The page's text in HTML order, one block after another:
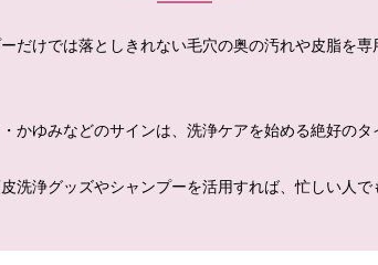
だけでは落としきれない毛穴の奥の汚れや皮脂を
かゆみなどのサインは、洗浄ケアを始める絶好のタ
洗浄グッズやシャンプーを活用すれば、忙しい人で